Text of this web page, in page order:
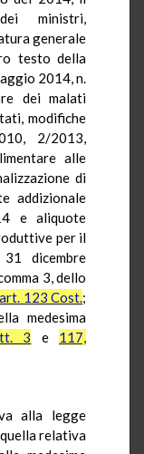
ministri,
generale
testo della
2014, n.
dei malati
modifiche
2/2013,
alle
di
addizionale
e aliquote
per il
dicembre
3, dello
art. 123 Cost.;
medesima
3 e 117,
alla legge
relativa